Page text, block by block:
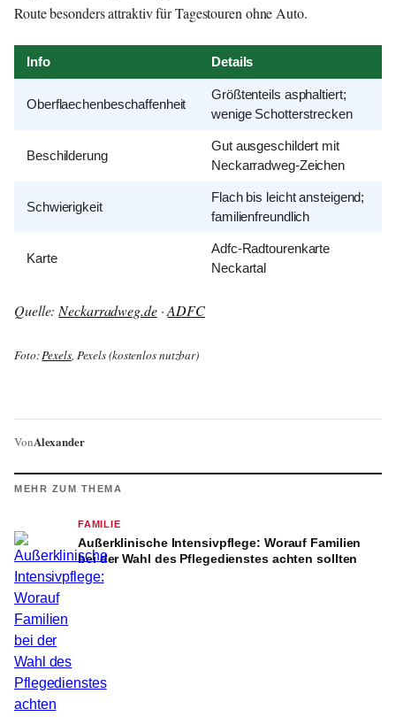
Route besonders attraktiv für Tagestouren ohne Auto.
Info Details
Oberflaechenbeschaffenheit
Größtenteils asphaltiert;
wenige Schotterstrecken
Beschilderung
Gut ausgeschildert mit
Neckarradweg-Zeichen
Schwierigkeit
Flach bis leicht ansteigend;
familienfreundlich
Karte
Adfc-Radtourenkarte
Neckartal
Quelle: Neckarradweg.de·ADFC
Foto:Pexels, Pexels (kostenlos nutzbar)
VonAlexander
MEHR ZUM THEMA
FAMILIE
Außerklinische Intensivpflege: Worauf Familien
bei der Wahl des Pflegedienstes achten sollten